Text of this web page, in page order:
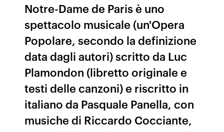
Notre-Dame de Paris è uno
spettacolo musicale (un'Opera
Popolare, secondo la definizione
data dagli autori) scritto da Luc
Plamondon (libretto originale e
testi delle canzoni) e riscritto in
italiano da Pasquale Panella, con
musiche di Riccardo Cocciante,